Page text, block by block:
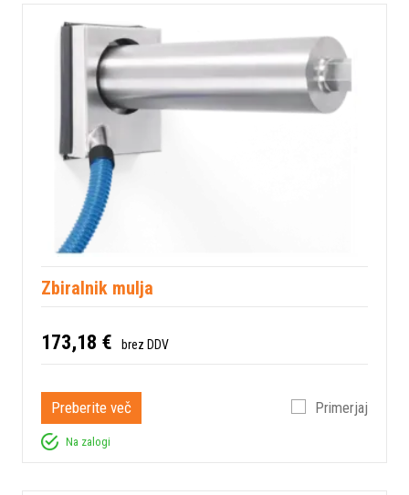
Zbiralnik mulja
173,18 € brez DDV
Preberite več Primerjaj
Na zalogi